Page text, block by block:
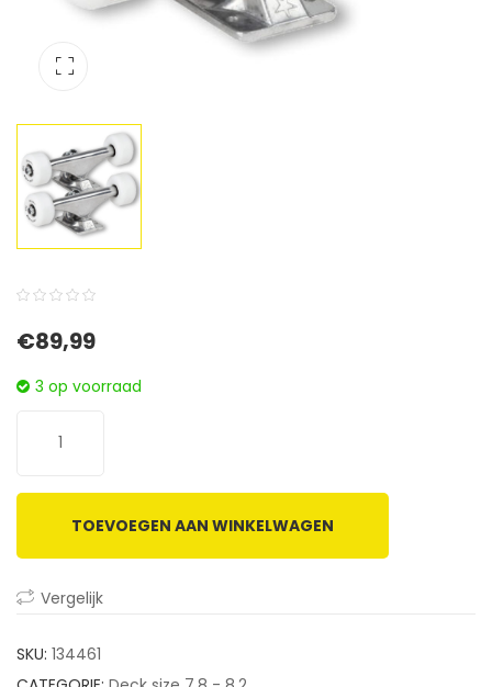
out
based
customer
€89,99
3 op voorraad
TOEVOEGEN AAN WINKELWAGEN
Vergelijk
SKU: 134461